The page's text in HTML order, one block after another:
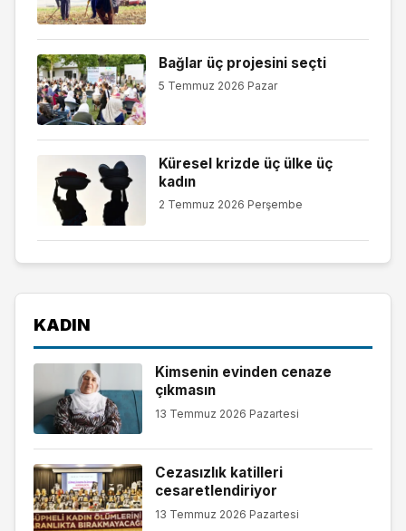
Bağlar üç projesini seçti
5 Temmuz 2026 Pazar
Küresel krizde üç ülke üç
kadın
2 Temmuz 2026 Perşembe
KADIN
Kimsenin evinden cenaze
çıkmasın
13 Temmuz 2026 Pazartesi
Cezasızlık katilleri
cesaretlendiriyor
13 Temmuz 2026 Pazartesi